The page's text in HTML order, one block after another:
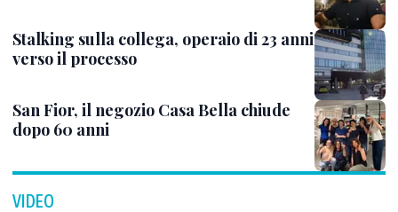
Stalking sulla collega, operaio di 23 anni
verso il processo
San Fior, il negozio Casa Bella chiude
dopo 60 anni
VIDEO